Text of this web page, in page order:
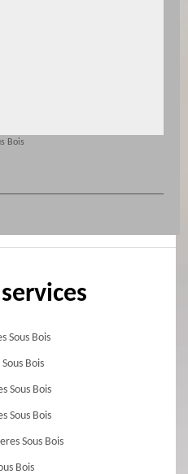
Bois
Sous Bois
Bois
Sous Bois
Sous Bois
Sous Bois
Bois